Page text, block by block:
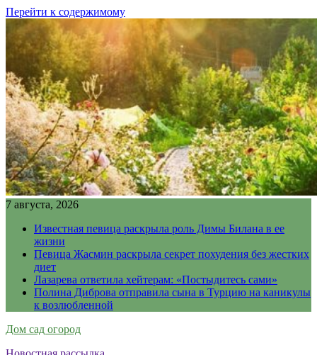
Перейти к содержимому
7 августа, 2026
Известная певица раскрыла роль Димы Билана в ее
жизни
Певица Жасмин раскрыла секрет похудения без жестких
диет
Лазарева ответила хейтерам: «Постыдитесь сами»
Полина Диброва отправила сына в Турцию на каникулы
к возлюбленной
Дом сад огород